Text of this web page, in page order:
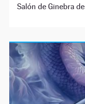
Salón de Ginebra